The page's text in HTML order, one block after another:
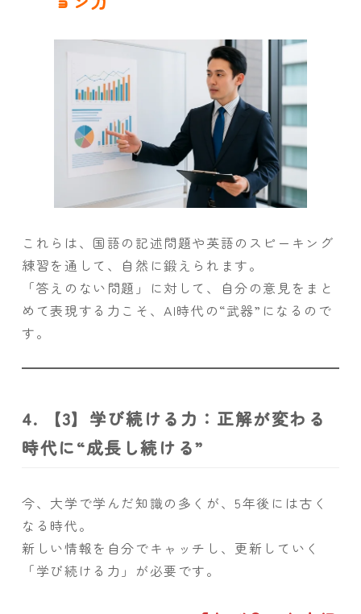
これらは、国語の記述問題や英語のスピーキング
練習を通して、自然に鍛えられます。
「答えのない問題」に対して、自分の意見をまと
めて表現する力こそ、AI時代の“武器”になるので
す。
4. 【3】学び続ける力：正解が変わる
時代に“成長し続ける”
今、大学で学んだ知識の多くが、5年後には古く
なる時代。
新しい情報を自分でキャッチし、更新していく
「学び続ける力」が必要です。